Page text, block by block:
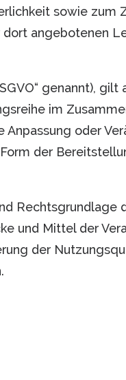
sowie zum
angebotenen
genannt), gilt
im
oder
der
Rechtsgrundlage
und Mittel der
der